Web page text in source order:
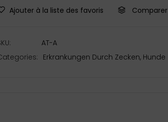
Ajouter à la liste des favoris
Comparer
AT-A
Erkrankungen Durch Zecken, Hunde